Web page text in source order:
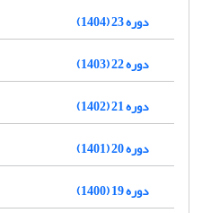
دوره 23 (1404)
دوره 22 (1403)
دوره 21 (1402)
دوره 20 (1401)
دوره 19 (1400)